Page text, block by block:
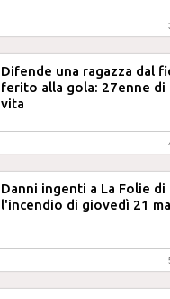
Difende una ragazza dal
ferito alla gola: 27enne di
vita
Danni ingenti a La Folie
l'incendio di giovedì 21